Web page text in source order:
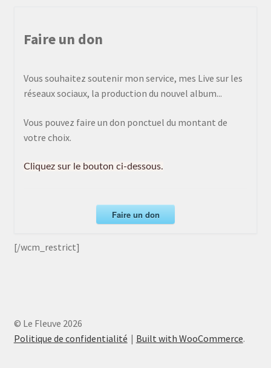
Faire un don
Vous souhaitez soutenir mon service, mes Live sur les
réseaux sociaux, la production du nouvel album...
Vous pouvez faire un don ponctuel du montant de
votre choix.
Cliquez sur le bouton ci-dessous.
Faire un don
[/wcm_restrict]
© Le Fleuve 2026
Politique de confidentialité
Built with WooCommerce.